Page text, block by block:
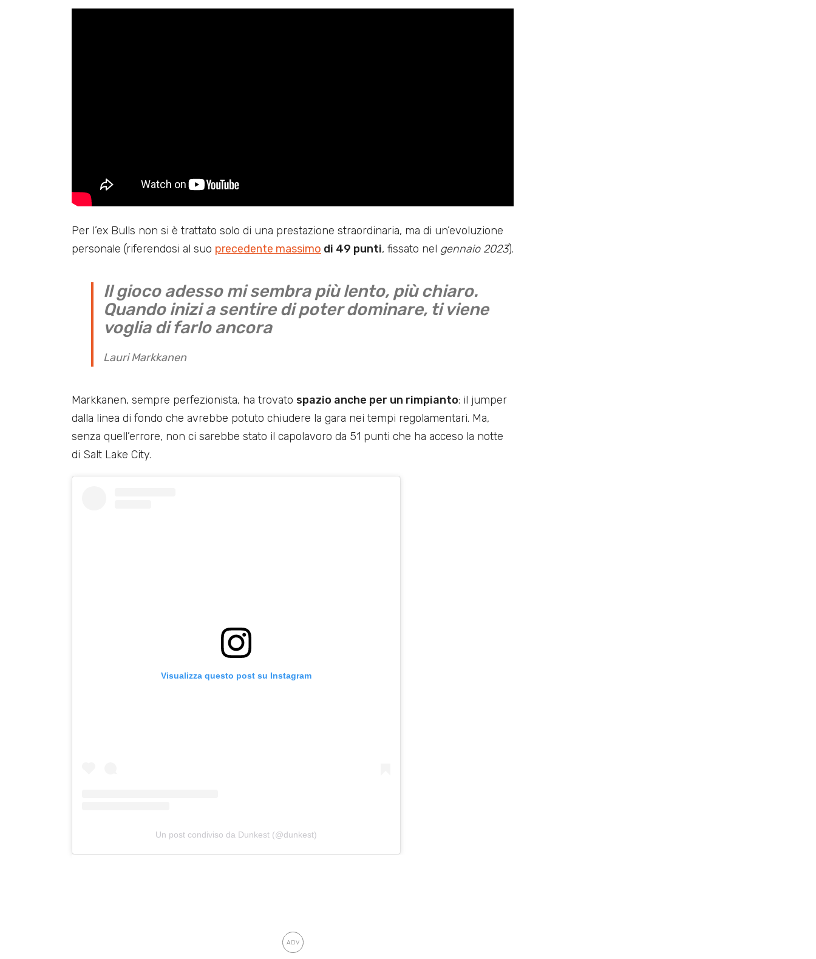
Per l’ex Bulls non si è trattato solo di una prestazione straordinaria, ma di un’evoluzione
personale (riferendosi al suo precedente massimo di 49 punti, fissato nel gennaio 2023).
Il gioco adesso mi sembra più lento, più chiaro.
Quando inizi a sentire di poter dominare, ti viene
voglia di farlo ancora
Lauri Markkanen
Markkanen, sempre perfezionista, ha trovato spazio anche per un rimpianto: il jumper
dalla linea di fondo che avrebbe potuto chiudere la gara nei tempi regolamentari. Ma,
senza quell’errore, non ci sarebbe stato il capolavoro da 51 punti che ha acceso la notte
di Salt Lake City.
Visualizza questo post su Instagram
Un post condiviso da Dunkest (@dunkest)